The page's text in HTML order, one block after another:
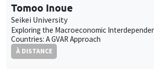
Tomoo Inoue
Seikei University
Exploring the Macroeconomic
Countries: A GVAR Approach
À DISTANCE